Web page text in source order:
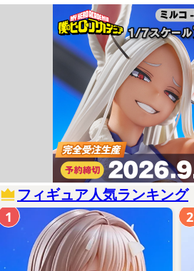
フィギュア人気ランキング
1 2